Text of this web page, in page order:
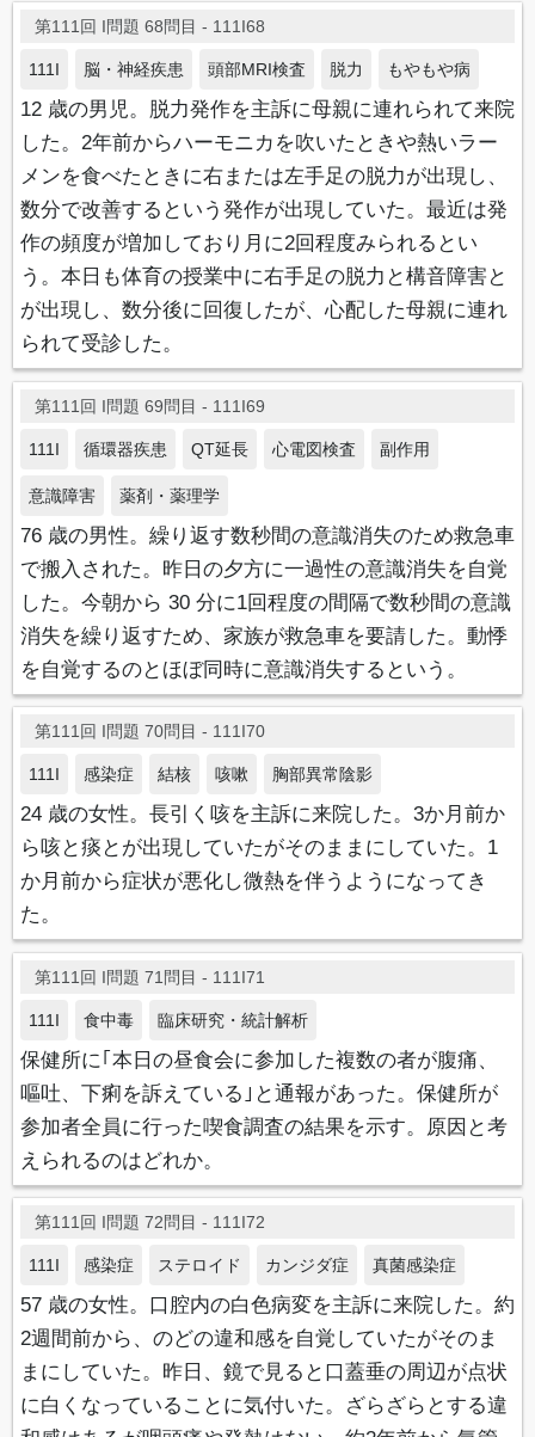
第111回 I問題 68問目 - 111I68
111I 脳・神経疾患 頭部MRI検査 脱力 もやもや病
12 歳の男児。脱力発作を主訴に母親に連れられて来院
した。2年前からハーモニカを吹いたときや熱いラー
メンを食べたときに右または左手足の脱力が出現し、
数分で改善するという発作が出現していた。最近は発
作の頻度が増加しており月に2回程度みられるとい
う。本日も体育の授業中に右手足の脱力と構音障害と
が出現し、数分後に回復したが、心配した母親に連れ
られて受診した。
第111回 I問題 69問目 - 111I69
111I 循環器疾患 QT延長 心電図検査 副作用
意識障害 薬剤・薬理学
76 歳の男性。繰り返す数秒間の意識消失のため救急車
で搬入された。昨日の夕方に一過性の意識消失を自覚
した。今朝から 30 分に1回程度の間隔で数秒間の意識
消失を繰り返すため、家族が救急車を要請した。動悸
を自覚するのとほぼ同時に意識消失するという。
第111回 I問題 70問目 - 111I70
111I 感染症 結核 咳嗽 胸部異常陰影
24 歳の女性。長引く咳を主訴に来院した。3か月前か
ら咳と痰とが出現していたがそのままにしていた。1
か月前から症状が悪化し微熱を伴うようになってき
た。
第111回 I問題 71問目 - 111I71
111I 食中毒 臨床研究・統計解析
保健所に｢本日の昼食会に参加した複数の者が腹痛、
嘔吐、下痢を訴えている｣と通報があった。保健所が
参加者全員に行った喫食調査の結果を示す。原因と考
えられるのはどれか。
第111回 I問題 72問目 - 111I72
111I 感染症 ステロイド カンジダ症 真菌感染症
57 歳の女性。口腔内の白色病変を主訴に来院した。約
2週間前から、のどの違和感を自覚していたがそのま
まにしていた。昨日、鏡で見ると口蓋垂の周辺が点状
に白くなっていることに気付いた。ざらざらとする違